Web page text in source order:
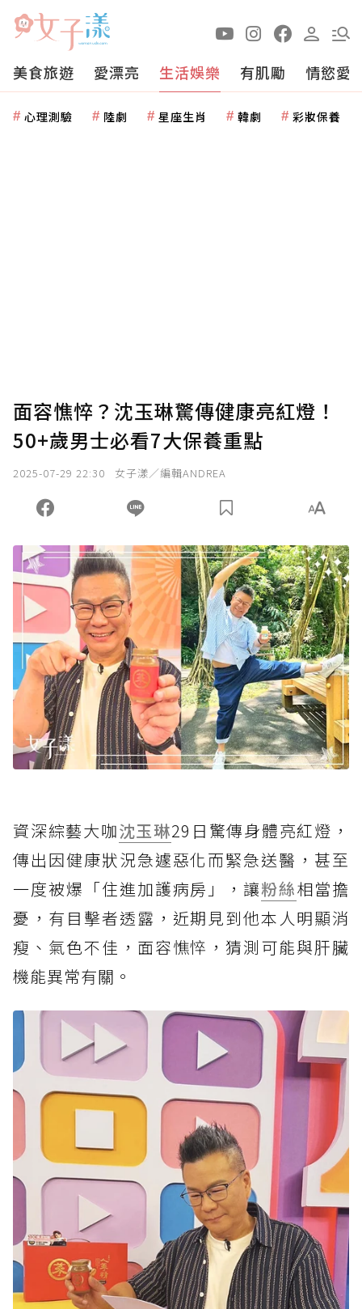
美食旅遊 愛漂亮 生活娛樂 有肌勵 情慾愛
心理測驗 陸劇 星座生肖 韓劇 彩妝保養
面容憔悴？沈玉琳驚傳健康亮紅燈！
50+歲男士必看7大保養重點
2025-07-29 22:30 女子漾／編輯ANDREA
資深綜藝大咖沈玉琳29日驚傳身體亮紅燈，
傳出因健康狀況急遽惡化而緊急送醫，甚至
一度被爆「住進加護病房」，讓粉絲相當擔
憂，有目擊者透露，近期見到他本人明顯消
瘦、氣色不佳，面容憔悴，猜測可能與肝臟
機能異常有關。